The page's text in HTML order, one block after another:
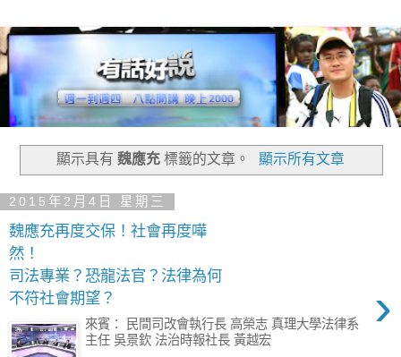
顯示具有 魏應充標籤的文章。 顯示所有文章
2015年2月4日 星期三
魏應充再度交保！社會再度嘩
然！
司法專業？恐龍法官？法律為何
不符社會期望？
›
來賓： 民間司改會執行長 高榮志 真理大學法律系
主任 吳景欽 法治時報社長 黃越宏